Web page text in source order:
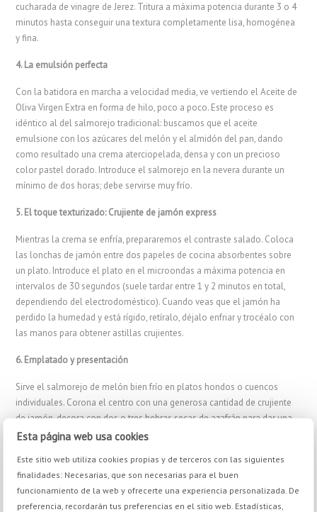
Esta página web usa cookies
Este sitio web utiliza cookies propias y de terceros con las siguientes
finalidades: Necesarias, que son necesarias para el buen
funcionamiento de la web y ofrecerte una experiencia personalizada. De
preferencia, recordarán tus preferencias en el sitio web. Estadísticas,
cucharada de vinagre de Jerez. Tritura a máxima potencia durante 3 o 4
minutos hasta conseguir una textura completamente lisa, homogénea
y fina.
4. La emulsión perfecta
Con la batidora en marcha a velocidad media, ve vertiendo el Aceite de
Oliva Virgen Extra en forma de hilo, poco a poco. Este proceso es
idéntico al del salmorejo tradicional: buscamos que el aceite
emulsione con los azúcares del melón y el almidón del pan, dando
como resultado una crema aterciopelada, densa y con un precioso
color pastel dorado. Introduce el salmorejo en la nevera durante un
mínimo de dos horas; debe servirse muy frío.
5. El toque texturizado: Crujiente de jamón express
Mientras la crema se enfría, prepararemos el contraste salado. Coloca
las lonchas de jamón entre dos papeles de cocina absorbentes sobre
un plato. Introduce el plato en el microondas a máxima potencia en
intervalos de 30 segundos (suele tardar entre 1 y 2 minutos en total,
dependiendo del electrodoméstico). Cuando veas que el jamón ha
perdido la humedad y está rígido, retíralo, déjalo enfriar y trocéalo con
las manos para obtener astillas crujientes.
6. Emplatado y presentación
Sirve el salmorejo de melón bien frío en platos hondos o cuencos
individuales. Corona el centro con una generosa cantidad de crujiente
de jamón, decora con dos o tres hebras secas de azafrán para dar una
pista visual del ingrediente secreto y remata con un hilo fino de AOVE
Consejo del Chef
Si notas que el melón que has comprado es excesivamente dulce,